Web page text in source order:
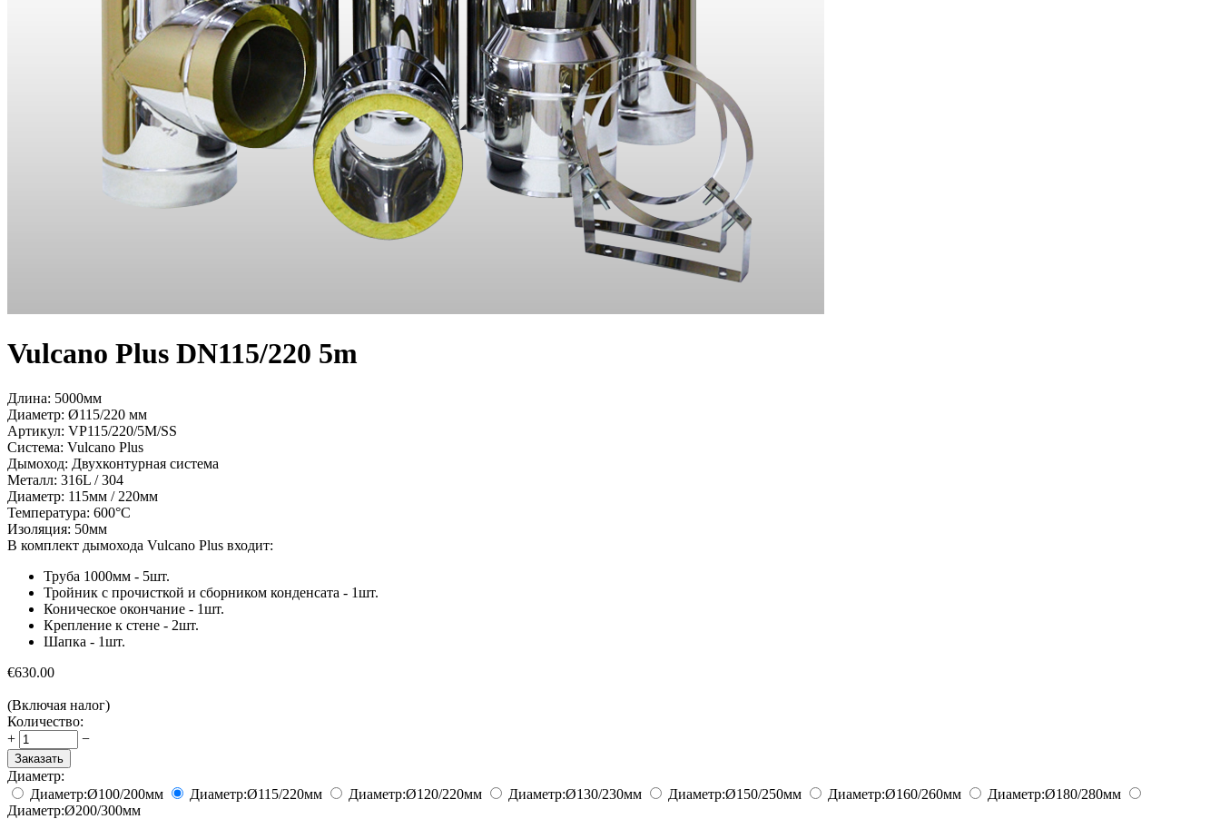
Vulcano Plus DN115/220 5m
Длина: 5000мм
Диаметр: Ø115/220 мм
Артикул: VP115/220/5M/SS
Система: Vulcano Plus
Дымоход: Двухконтурная система
Металл: 316L / 304
Диаметр: 115мм / 220мм
Температура: 600°С
Изоляция: 50мм
В комплект дымохода Vulcano Plus входит:
Труба 1000мм - 5шт.
Тройник с прочисткой и сборником конденсата - 1шт.
Коническое окончание - 1шт.
Крепление к стене - 2шт.
Шапка - 1шт.
€630.00
(Включая налог)
Количество:
+
−
Заказать
Диаметр:
Диаметр:Ø100/200мм Диаметр:Ø115/220мм Диаметр:Ø120/220мм Диаметр:Ø130/230мм Диаметр:Ø150/250мм Диаметр:Ø160/260мм Диаметр:Ø180/280мм
Диаметр:Ø200/300мм